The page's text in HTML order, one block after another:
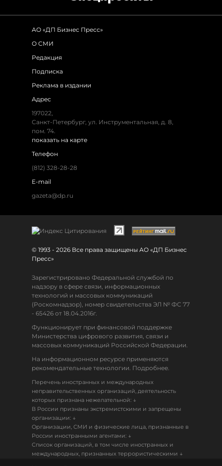
АО «ДП Бизнес Пресс»
О СМИ
Редакция
Подписка
Реклама в издании
Адрес
197022,
Санкт-Петербург, ул. Инструментальная, д. 8,
пом. 74.
показать на карте
Телефон
(812) 328-28-28
E-mail
gazeta@dp.ru
© 1993 - 2026 Все права защищены АО «ДП Бизнес
Пресс»
Зарегистрировано Федеральной службой по
надзору в сфере связи, информационных
технологий и массовых коммуникаций
(Роскомнадзор), номер свидетельства ЭЛ № ФС 77
- 65426 от 18.04.2016г.
Функционирует при финансовой поддержке
Министерства цифрового развития, связи и
массовых коммуникаций Российской Федерации.
На информационном ресурсе применяются
рекомендательные технологии. Подробнее.
Перечень иностранных и международных
неправительственных организаций, деятельность
которых признана нежелательной: ↓
В России признаны экстремистскими и запрещены
организации: ↓
Организации, СМИ и физические лица, признанные в
России иностранными агентами: ↓
Список организаций, в том числе иностранных и
международных, признанных террористическими ↓